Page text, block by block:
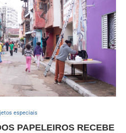
especiais
PAPELEIROS RECEBE